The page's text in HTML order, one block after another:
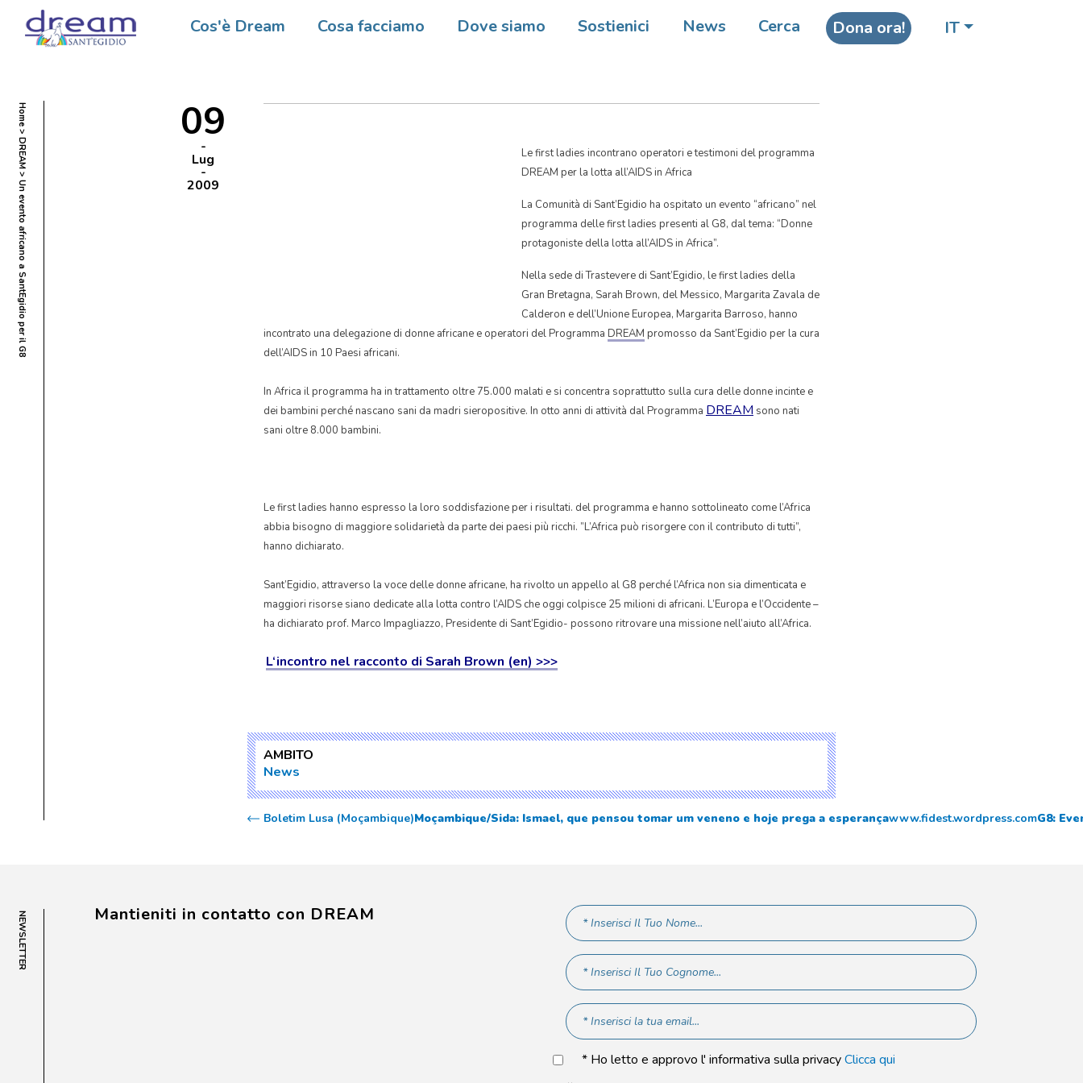
Cos'è Dream Cosa facciamo Dove siamo Sostienici News Cerca Dona ora! IT
Home
DREAM
Un evento africano a SantEgidio per il G8
09
Lug
2009
Le first ladies incontrano operatori e testimoni del programma
DREAM per la lotta all’AIDS in Africa
La Comunità di Sant’Egidio ha ospitato un evento “africano” nel
programma delle first ladies presenti al G8, dal tema: “Donne
protagoniste della lotta all’AIDS in Africa”.
Nella sede di Trastevere di Sant’Egidio, le first ladies della
Gran Bretagna, Sarah Brown, del Messico, Margarita Zavala de
Calderon e dell’Unione Europea, Margarita Barroso, hanno
incontrato una delegazione di donne africane e operatori del Programma DREAM promosso da Sant’Egidio per la cura
dell’AIDS in 10 Paesi africani.
In Africa il programma ha in trattamento oltre 75.000 malati e si concentra soprattutto sulla cura delle donne incinte e
dei bambini perché nascano sani da madri sieropositive. In otto anni di attività dal Programma DREAM sono nati
sani oltre 8.000 bambini.
Le first ladies hanno espresso la loro soddisfazione per i risultati. del programma e hanno sottolineato come l’Africa
abbia bisogno di maggiore solidarietà da parte dei paesi più ricchi. ”L’Africa può risorgere con il contributo di tutti”,
hanno dichiarato.
Sant’Egidio, attraverso la voce delle donne africane, ha rivolto un appello al G8 perché l’Africa non sia dimenticata e
maggiori risorse siano dedicate alla lotta contro l’AIDS che oggi colpisce 25 milioni di africani. L’Europa e l’Occidente –
ha dichiarato prof. Marco Impagliazzo, Presidente di Sant’Egidio- possono ritrovare una missione nell’aiuto all’Africa.
L‘incontro nel racconto di Sarah Brown (en) >>>
AMBITO
News
Boletim Lusa (Moçambique)Moçambique/Sida: Ismael, que pensou tomar um veneno e hoje prega a esperançawww.fidest.wordpress.comG8:
NEWSLETTER Mantieniti in contatto con DREAM
* Ho letto e approvo l' informativa sulla privacyClicca qui